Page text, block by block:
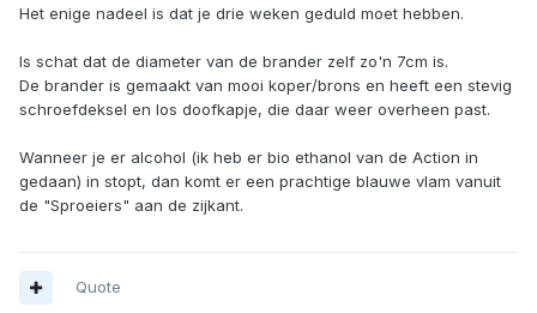
Het enige nadeel is dat je drie weken geduld moet hebben.
Is schat dat de diameter van de brander zelf zo'n 7cm is.
De brander is gemaakt van mooi koper/brons en heeft een stevig
schroefdeksel en los doofkapje, die daar weer overheen past.
Wanneer je er alcohol (ik heb er bio ethanol van de Action in
gedaan) in stopt, dan komt er een prachtige blauwe vlam vanuit
de "Sproeiers" aan de zijkant.
Quote